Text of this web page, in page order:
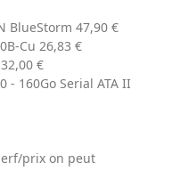
BlueStorm 47,90 €
Cu 26,83 €
€
- 160Go Serial ATA II
prix on peut